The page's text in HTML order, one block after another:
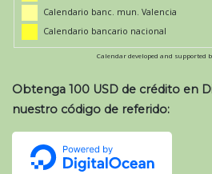
Calendario banc. mun. Valencia
Calendario bancario nacional
Calendar developed and supported
Obtenga 100 USD de crédito en
nuestro código de referido: